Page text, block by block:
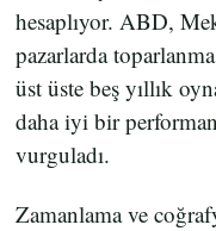
hesaplıyor. ABD,
pazarlarda
üst üste beş yıllık
daha iyi bir
vurguladı.
Zamanlama ve